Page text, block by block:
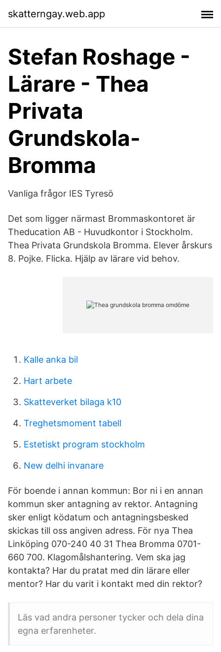
skatterngay.web.app
Stefan Roshage -
Lärare - Thea
Privata
Grundskola-
Bromma
Vanliga frågor IES Tyresö
Det som ligger närmast Brommaskontoret är
Theducation AB - Huvudkontor i Stockholm.
Thea Privata Grundskola Bromma. Elever årskurs
8. Pojke. Flicka. Hjälp av lärare vid behov.
Kalle anka bil
Hart arbete
Skatteverket bilaga k10
Treghetsmoment tabell
Estetiskt program stockholm
New delhi invanare
För boende i annan kommun: Bor ni i en annan
kommun sker antagning av rektor. Antagning
sker enligt ködatum och antagningsbesked
skickas till oss angiven adress. För nya Thea
Linköping 070-240 40 31 Thea Bromma 0701-
660 700. Klagomålshantering. Vem ska jag
kontakta? Har du pratat med din lärare eller
mentor? Har du varit i kontakt med din rektor?
Läs vad andra personer tycker och dela dina
egna erfarenheter.